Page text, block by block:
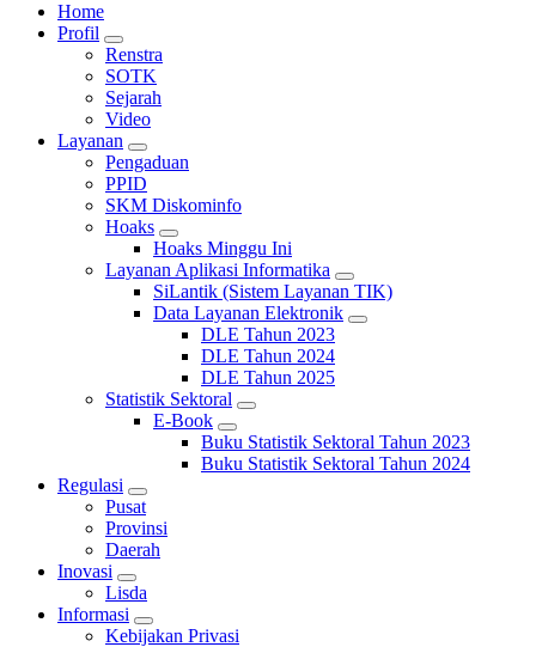
Portal Resmi Diskominfo Kota Sukabumi
Home
Profil
Renstra
SOTK
Sejarah
Video
Layanan
Pengaduan
PPID
SKM Diskominfo
Hoaks
Hoaks Minggu Ini
Layanan Aplikasi Informatika
SiLantik (Sistem Layanan TIK)
Data Layanan Elektronik
DLE Tahun 2023
DLE Tahun 2024
DLE Tahun 2025
Statistik Sektoral
E-Book
Buku Statistik Sektoral Tahun 2023
Buku Statistik Sektoral Tahun 2024
Regulasi
Pusat
Provinsi
Daerah
Inovasi
Lisda
Informasi
Kebijakan Privasi